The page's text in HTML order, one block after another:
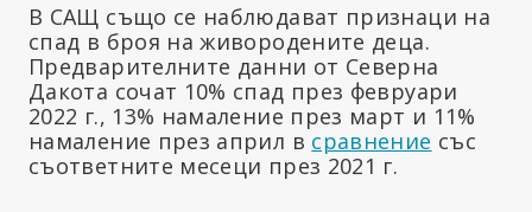
В САЩ също се наблюдават признаци на
спад в броя на живородените деца.
Предварителните данни от Северна
Дакота сочат 10% спад през февруари
2022 г., 13% намаление през март и 11%
намаление през април в сравнение със
съответните месеци през 2021 г.